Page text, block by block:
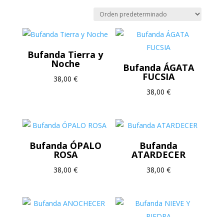
Bufanda Tierra y
Noche
38,00 €
Bufanda ÁGATA
FUCSIA
38,00€
Bufanda ÓPALO
ROSA
38,00 €
Bufanda
ATARDECER
38,00€